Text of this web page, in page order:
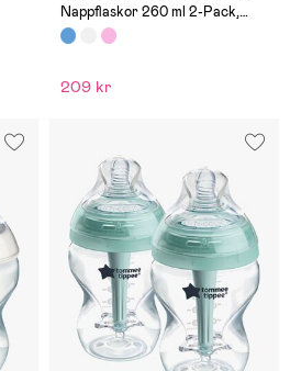
Nappflaskor 260 ml 2-Pack,
Deco Blue
209 kr